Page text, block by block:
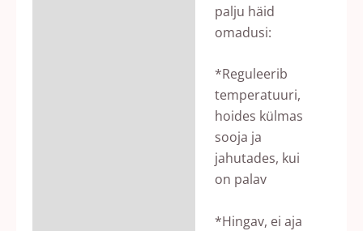
palju häid
omadusi:
*Reguleerib
temperatuuri,
hoides külmas
sooja ja
jahutades, kui
on palav
*Hingav, ei aja